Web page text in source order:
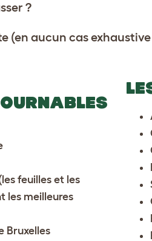
?
(en aucun cas
feuilles et les
les meilleures
Bruxelles